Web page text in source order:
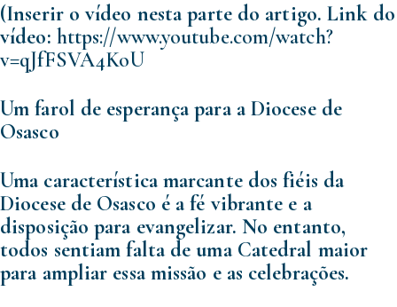
(Inserir o vídeo nesta parte do artigo. Link do
vídeo: https://www.youtube.com/watch?
v=qJfFSVA4KoU
Um farol de esperança para a Diocese de
Osasco
Uma característica marcante dos fiéis da
Diocese de Osasco é a fé vibrante e a
disposição para evangelizar. No entanto,
todos sentiam falta de uma Catedral maior
para ampliar essa missão e as celebrações.